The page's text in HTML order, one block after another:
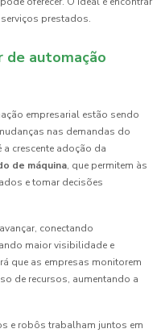
prestados.
de automação
empresarial estão sendo
nas demandas do
crescente adoção da
de máquina, que permitem às
e tomar decisões
conectando
maior visibilidade e
que as empresas monitorem
de recursos, aumentando a
e robôs trabalham juntos em